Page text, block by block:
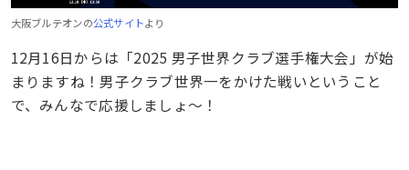
大阪ブルテオンの公式サイトより
12月16日からは「2025 男子世界クラブ選手権大会」が始
まりますね！男子クラブ世界一をかけた戦いということ
で、みんなで応援しましょ〜！